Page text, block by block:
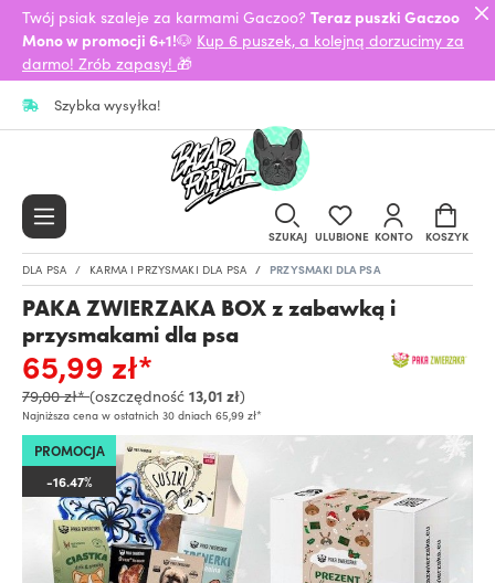
Twój psiak szaleje za karmami Gaczoo? Teraz puszki Gaczoo
Mono w promocji 6+1!🐶 Kup 6 puszek, a kolejną dorzucimy za
darmo! Zrób zapasy! 🎁
Szybka wysyłka!
SZUKAJ ULUBIONE KONTO KOSZYK
DLA PSA KARMA I PRZYSMAKI DLA PSA PRZYSMAKI DLA PSA
PAKA ZWIERZAKA BOX z zabawką i
przysmakami dla psa
65,99 zł*
79,00 zł*(oszczędność 13,01 zł)
Najniższa cena w ostatnich 30 dniach 65,99 zł*
PROMOCJA
-16.47%